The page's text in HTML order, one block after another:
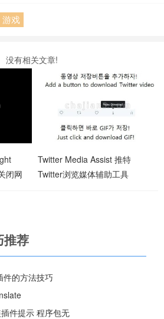
游戏
没有相关文章!
闭网
Twitter Media Assist 推特
Twitter浏览媒体辅助工具
推荐
件的方法技巧
件提示 程序包无